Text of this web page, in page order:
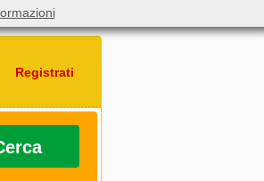
Registrati